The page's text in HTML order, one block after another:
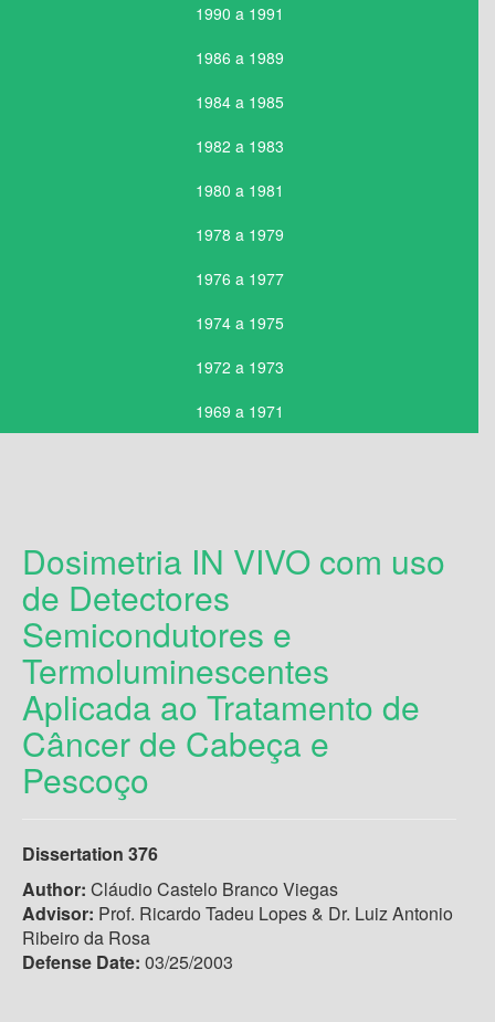
1990 a 1991
1986 a 1989
1984 a 1985
1982 a 1983
1980 a 1981
1978 a 1979
1976 a 1977
1974 a 1975
1972 a 1973
1969 a 1971
Dosimetria IN VIVO com uso
de Detectores
Semicondutores e
Termoluminescentes
Aplicada ao Tratamento de
Câncer de Cabeça e
Pescoço
Dissertation 376
Author: Cláudio Castelo Branco Viegas
Advisor: Prof. Ricardo Tadeu Lopes & Dr. Luiz Antonio
Ribeiro da Rosa
Defense Date: 03/25/2003